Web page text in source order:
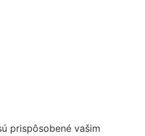
prispôsobené vašim